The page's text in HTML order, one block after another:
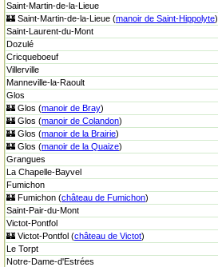
Saint-Martin-de-la-Lieue
🏰 Saint-Martin-de-la-Lieue (manoir de Saint-Hippolyte)
Saint-Laurent-du-Mont
Dozulé
Cricqueboeuf
Villerville
Manneville-la-Raoult
Glos
🏰 Glos (manoir de Bray)
🏰 Glos (manoir de Colandon)
🏰 Glos (manoir de la Brairie)
🏰 Glos (manoir de la Quaize)
Grangues
La Chapelle-Bayvel
Fumichon
🏰 Fumichon (château de Fumichon)
Saint-Pair-du-Mont
Victot-Pontfol
🏰 Victot-Pontfol (château de Victot)
Le Torpt
Notre-Dame-d'Estrées